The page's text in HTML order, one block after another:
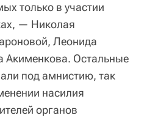
только в участии
— Николая
Леонида
Акименкова. Остальные
под амнистию, так
насилия
органов